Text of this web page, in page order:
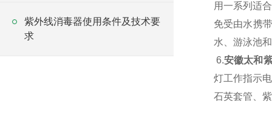
紫外线消毒器使用条件及技术要
求
用一系列适
免受由水携
水、游泳池
6.安徽太和
灯工作指示
石英套管、